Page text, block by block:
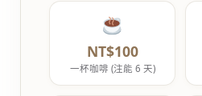
NT$100
一杯咖啡 (注能 6 天)